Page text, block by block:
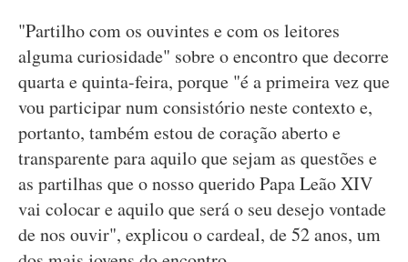
"Partilho com os ouvintes e com os leitores
alguma curiosidade" sobre o encontro que decorre
quarta e quinta-feira, porque "é a primeira vez que
vou participar num consistório neste contexto e,
portanto, também estou de coração aberto e
transparente para aquilo que sejam as questões e
as partilhas que o nosso querido Papa Leão XIV
vai colocar e aquilo que será o seu desejo vontade
de nos ouvir", explicou o cardeal, de 52 anos, um